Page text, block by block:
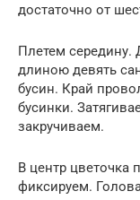
достаточно от
Плетем середину.
длиною девять
бусин. Край
бусинки.
закручиваем.
В центр цветочка
фиксируем.